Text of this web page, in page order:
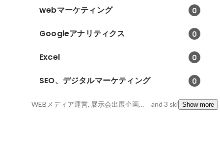
webマーケティング 0
Googleアナリティクス 0
Excel 0
SEO、デジタルマーケティング 0
WEBメディア運営, 展示会出展企画、運営, CVR改善 and 3 skillsShow more